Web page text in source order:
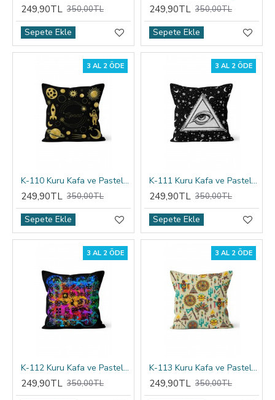
249,90TL 350,00TL
Sepete Ekle
249,90TL 350,00TL
Sepete Ekle
3 AL 2 ÖDE
K-110 Kuru Kafa ve Pastel Çiçekler Çift Tarafı Baskılı Kırlent Kılıfı
249,90TL 350,00TL
Sepete Ekle
3 AL 2 ÖDE
K-111 Kuru Kafa ve Pastel Çiçekler Çift Tarafı Baskılı Kırlent Kılıfı
249,90TL 350,00TL
Sepete Ekle
3 AL 2 ÖDE
K-112 Kuru Kafa ve Pastel Çiçekler Çift Tarafı Baskılı Kırlent Kılıfı
249,90TL 350,00TL
3 AL 2 ÖDE
K-113 Kuru Kafa ve Pastel Çiçekler Çift Tarafı Baskılı Kırlent Kılıfı
249,90TL 350,00TL